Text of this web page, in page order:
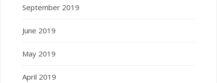
September 2019
June 2019
May 2019
April 2019